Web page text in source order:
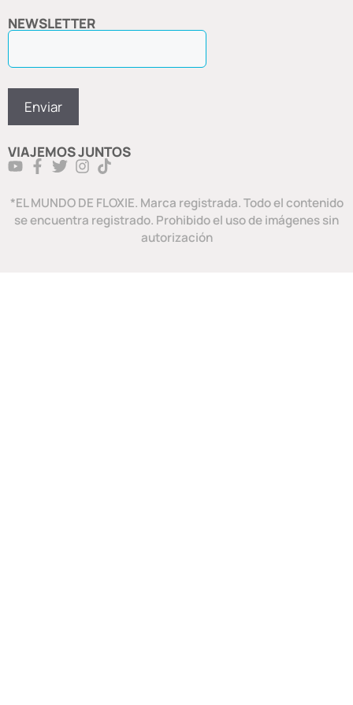
NEWSLETTER
VIAJEMOS JUNTOS
*EL MUNDO DE FLOXIE. Marca registrada. Todo el contenido
se encuentra registrado. Prohibido el uso de imágenes sin
autorización